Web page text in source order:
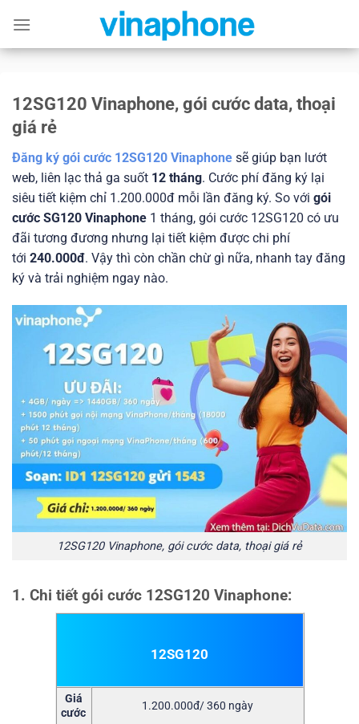
content
12SG120 Vinaphone, gói cước data, thoại
giá rẻ
Đăng ký gói cước 12SG120 Vinaphone sẽ giúp bạn lướt
web, liên lạc thả ga suốt 12 tháng. Cước phí đăng ký lại
siêu tiết kiệm chỉ 1.200.000đ mỗi lần đăng ký. So với gói
cước SG120 Vinaphone 1 tháng, gói cước 12SG120 có ưu
đãi tương đương nhưng lại tiết kiệm được chi phí
tới 240.000đ. Vậy thì còn chần chừ gì nữa, nhanh tay đăng
ký và trải nghiệm ngay nào.
12SG120 Vinaphone, gói cước data, thoại giá rẻ
1. Chi tiết gói cước 12SG120 Vinaphone:
12SG120
Giá
cước
1.200.000đ/ 360 ngày